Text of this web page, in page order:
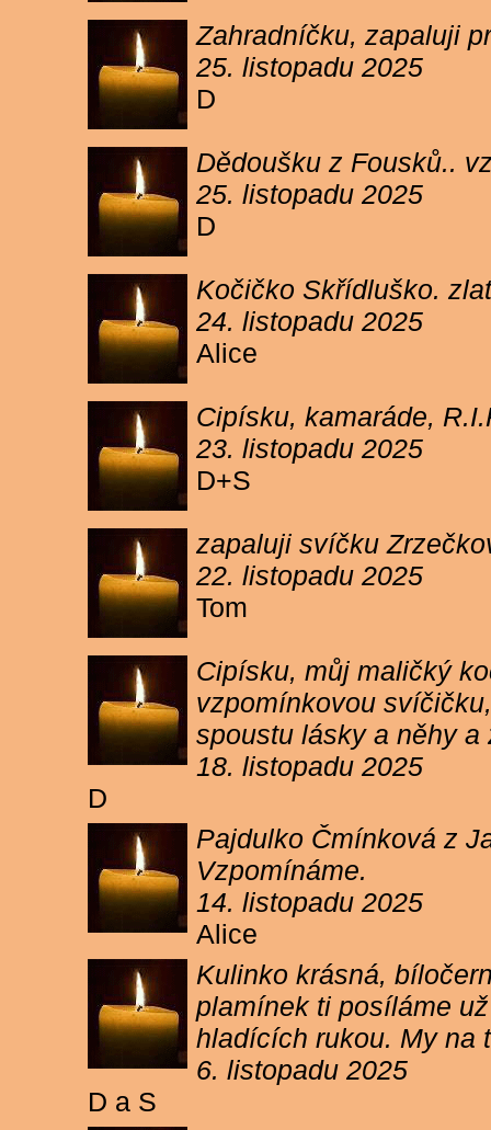
Zahradníčku, zapaluji
25. listopadu 2025
D
Dědoušku z Fousků..
25. listopadu 2025
D
Kočičko Skřídluško.
24. listopadu 2025
Alice
Cipísku, kamaráde,
23. listopadu 2025
D+S
zapaluji svíčku
22. listopadu 2025
Tom
Cipísku, můj maličký
vzpomínkovou
spoustu lásky a něhy
18. listopadu 2025
D
Pajdulko Čmínková z
Vzpomínáme.
14. listopadu 2025
Alice
Kulinko krásná,
plamínek ti posíláme
hladících rukou. My na
6. listopadu 2025
D a S